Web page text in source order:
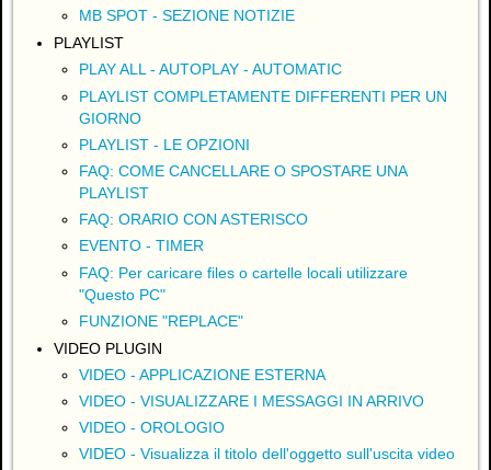
MB SPOT - SEZIONE NOTIZIE
PLAYLIST
PLAY ALL - AUTOPLAY - AUTOMATIC
PLAYLIST COMPLETAMENTE DIFFERENTI PER UN
GIORNO
PLAYLIST - LE OPZIONI
FAQ: COME CANCELLARE O SPOSTARE UNA
PLAYLIST
FAQ: ORARIO CON ASTERISCO
EVENTO - TIMER
FAQ: Per caricare files o cartelle locali utilizzare
"Questo PC"
FUNZIONE "REPLACE"
VIDEO PLUGIN
VIDEO - APPLICAZIONE ESTERNA
VIDEO - VISUALIZZARE I MESSAGGI IN ARRIVO
VIDEO - OROLOGIO
VIDEO - Visualizza il titolo dell'oggetto sull'uscita video